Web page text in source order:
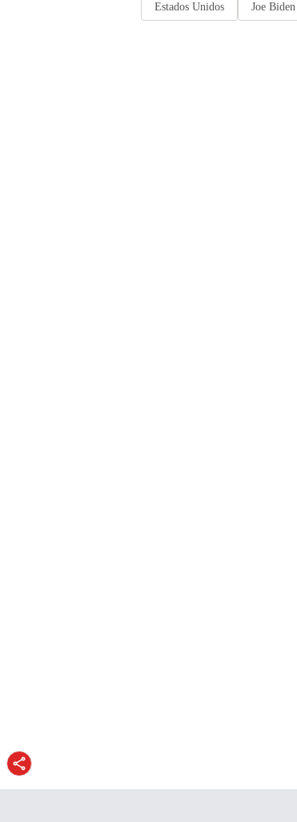
Estados Unidos Joe Biden